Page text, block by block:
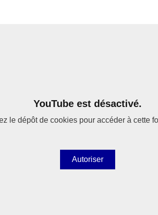
YouTube est désactivé.
le dépôt de cookies pour accéder à cette
Autoriser